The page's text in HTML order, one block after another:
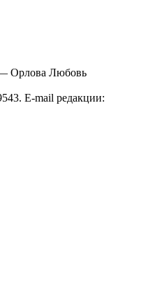
— Орлова Любовь
E-mail редакции: